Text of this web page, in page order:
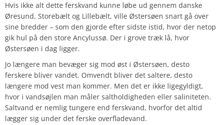
Hvis ikke alt dette ferskvand kunne løbe ud gennem danske
Øresund, Storebælt og Lillebælt, ville Østersøen snart gå over
sine bredder – som den gjorde efter sidste istid, hvor der netop
gik hul på den store Ancylussø. Der i grove træk lå, hvor
Østersøen i dag ligger.
Jo længere man bevæger sig mod øst i Østersøen, desto
ferskere bliver vandet. Omvendt bliver det saltere, desto
længere mod vest man kommer. Men det er ikke ligegyldigt,
hvor i vandsøjlen man måler saltholdigheden eller saliniteten.
Saltvand er nemlig tungere end ferskvand, hvorfor det altid
lægger sig under det ferske overfladevand.